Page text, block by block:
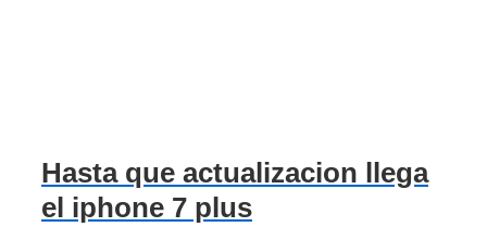
Hasta que actualizacion llega
el iphone 7 plus